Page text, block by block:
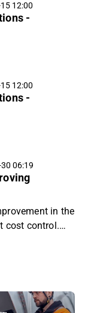
12:00
-
12:00
-
06:19
in the
cost control.
revisions,